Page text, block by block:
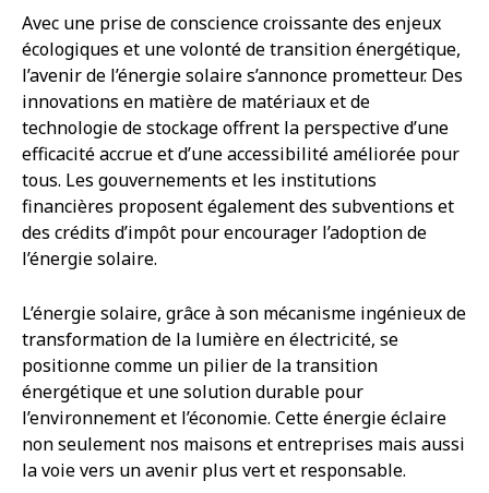
Avec une prise de conscience croissante des enjeux
écologiques et une volonté de transition énergétique,
l’avenir de l’énergie solaire s’annonce prometteur. Des
innovations en matière de matériaux et de
technologie de stockage offrent la perspective d’une
efficacité accrue et d’une accessibilité améliorée pour
tous. Les gouvernements et les institutions
financières proposent également des subventions et
des crédits d’impôt pour encourager l’adoption de
l’énergie solaire.
L’énergie solaire, grâce à son mécanisme ingénieux de
transformation de la lumière en électricité, se
positionne comme un pilier de la transition
énergétique et une solution durable pour
l’environnement et l’économie. Cette énergie éclaire
non seulement nos maisons et entreprises mais aussi
la voie vers un avenir plus vert et responsable.